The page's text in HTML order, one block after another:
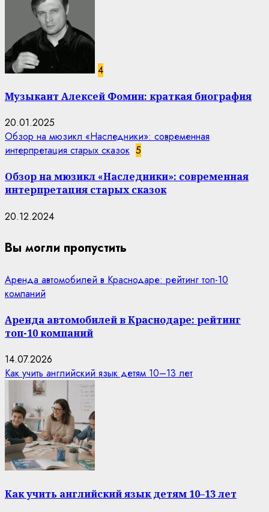
4
Музыкант Алексей Фомин: краткая биография
20.01.2025
Обзор на мюзикл «Наследники»: современная
интерпретация старых сказок 5
Обзор на мюзикл «Наследники»: современная
интерпретация старых сказок
20.12.2024
Вы могли пропустить
Аренда автомобилей в Краснодаре: рейтинг топ-10
компаний
Аренда автомобилей в Краснодаре: рейтинг
топ-10 компаний
14.07.2026
Как учить английский язык детям 10–13 лет
Как учить английский язык детям 10–13 лет